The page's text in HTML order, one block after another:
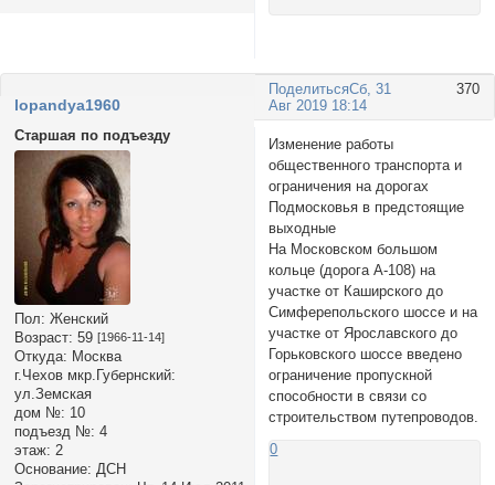
Поделиться 370
Сб, 31
Авг 2019 18:14
lopandya1960
Старшая по подъезду
Пол: Женский
Возраст: 59 [1966-11-14]
Откуда: Москва
г.Чехов мкр.Губернский:
ул.Земская
дом №: 10
подъезд №: 4
этаж: 2
Основание: ДСН
Изменение работы
общественного транспорта и
ограничения на дорогах
Подмосковья в предстоящие
выходные
На Московском большом
кольце (дорога А-108) на
участке от Каширского до
Симферепольского шоссе и на
участке от Ярославского до
Горьковского шоссе введено
ограничение пропускной
способности в связи со
строительством путепроводов.
0